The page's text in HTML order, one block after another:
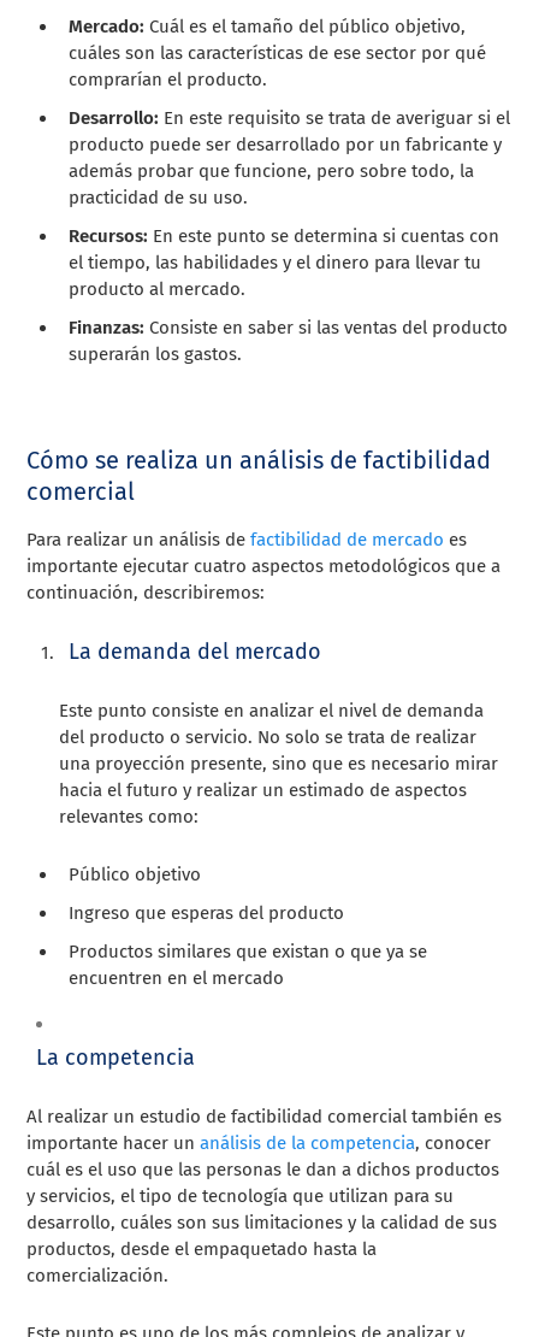
Mercado: Cuál es el tamaño del público objetivo,
cuáles son las características de ese sector por qué
comprarían el producto.
Desarrollo: En este requisito se trata de averiguar si el
producto puede ser desarrollado por un fabricante y
además probar que funcione, pero sobre todo, la
practicidad de su uso.
Recursos: En este punto se determina si cuentas con
el tiempo, las habilidades y el dinero para llevar tu
producto al mercado.
Finanzas: Consiste en saber si las ventas del producto
superarán los gastos.
Cómo se realiza un análisis de factibilidad
comercial
Para realizar un análisis defactibilidad de mercado es
importante ejecutar cuatro aspectos metodológicos que a
continuación, describiremos:
La demanda del mercado
Este punto consiste en analizar el nivel de demanda
del producto o servicio. No solo se trata de realizar
una proyección presente, sino que es necesario mirar
hacia el futuro y realizar un estimado de aspectos
relevantes como:
Público objetivo
Ingreso que esperas del producto
Productos similares que existan o que ya se
encuentren en el mercado
La competencia
Al realizar un estudio de factibilidad comercial también es
importante hacer unanálisis de la competencia, conocer
cuál es el uso que las personas le dan a dichos productos
y servicios, el tipo de tecnología que utilizan para su
desarrollo, cuáles son sus limitaciones y la calidad de sus
productos, desde el empaquetado hasta la
comercialización.